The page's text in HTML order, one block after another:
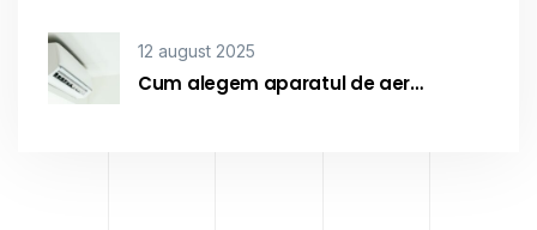
12 august 2025
Cum alegem aparatul de aer…